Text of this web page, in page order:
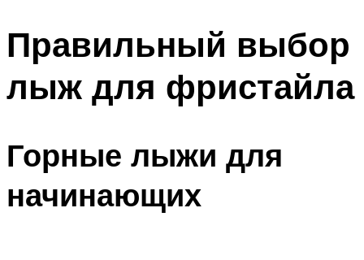
Правильный выбор
лыж для фристайла
Горные лыжи для
начинающих